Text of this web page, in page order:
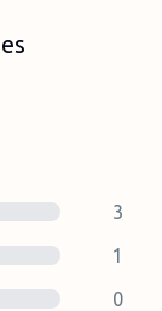
3
1
0